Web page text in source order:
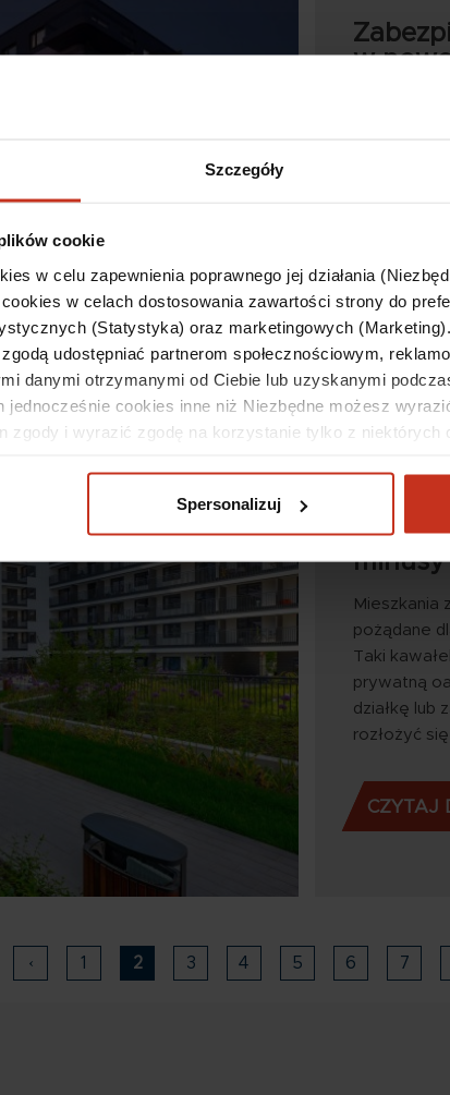
Szczegóły
cookie
w celu zapewnienia poprawnego jej działania
w celach dostosowania zawartości strony do
(Statystyka) oraz marketingowych
udostępniać partnerom społecznościowym,
danymi otrzymanymi od Ciebie lub uzyskanymi
cookies inne niż Niezbędne możesz
zgody i wyrazić zgodę na korzystanie tylko z niektórych
Spersonalizuj
w
poczucie
technologii
do ochrony
CZYTAJ
minusy
Mieszkania
pożądane
Taki
prywatną
działkę lub
rozłożyć
CZYTAJ
Poprzednia
‹ Strona
1
Bieżąca
2 Strona
3 Strona
4 Strona
5 Strona
6 Strona
7